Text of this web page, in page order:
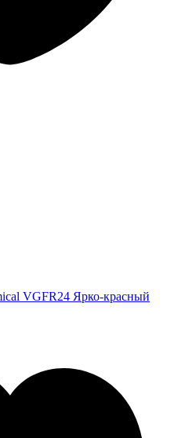
VGFR24 Ярко-красный